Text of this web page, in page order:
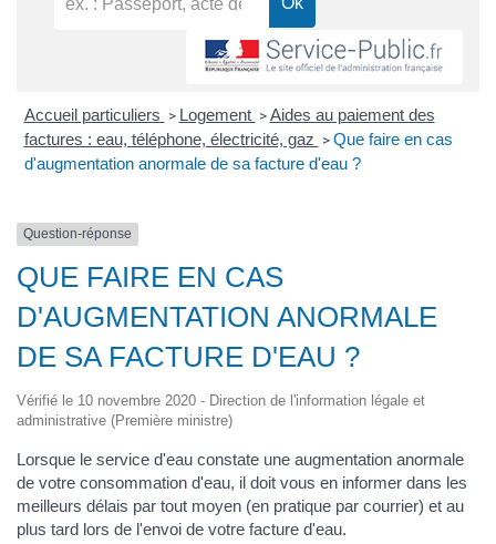
Accueil particuliers > Logement > Aides au paiement des
factures : eau, téléphone, électricité, gaz > Que faire en cas
d'augmentation anormale de sa facture d'eau ?
Question-réponse
QUE FAIRE EN CAS
D'AUGMENTATION ANORMALE
DE SA FACTURE D'EAU ?
Vérifié le 10 novembre 2020 - Direction de l'information légale et
administrative (Première ministre)
Lorsque le service d'eau constate une augmentation anormale
de votre consommation d'eau, il doit vous en informer dans les
meilleurs délais par tout moyen (en pratique par courrier) et au
plus tard lors de l'envoi de votre facture d'eau.